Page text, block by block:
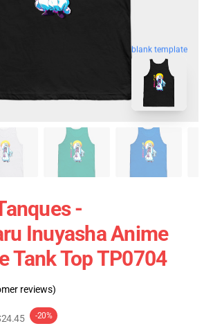
blank template
-
Inuyasha Anime
Tank Top TP0704
reviews)
-20%